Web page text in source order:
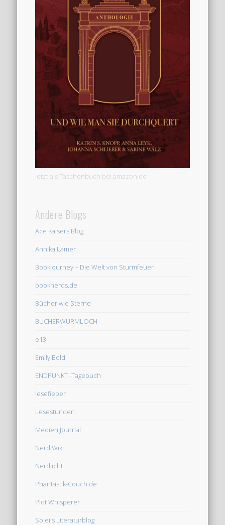
Jetzt als Taschenbuch bei amazon.de
Andere Blogs
Ace Kaisers Blog
Annika Lamer
Bookjourney – Die Welt von Sturmfeuer
booknerds.de
Bücher wie Sterne
BÜCHERWURMLOCH
e13
Emily Bold
ENDPUNKT -Tagebuch
lesefieber
Lesestunden
Medien Journal
Nerd Wiki
Nerdlicht
Phantastik-Couch.de
Plot Whisperer
Soleils Literaturblog